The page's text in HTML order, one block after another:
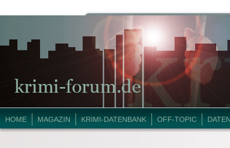
HOME MAGAZIN KRIMI-DATENBANK OFF-TOPIC